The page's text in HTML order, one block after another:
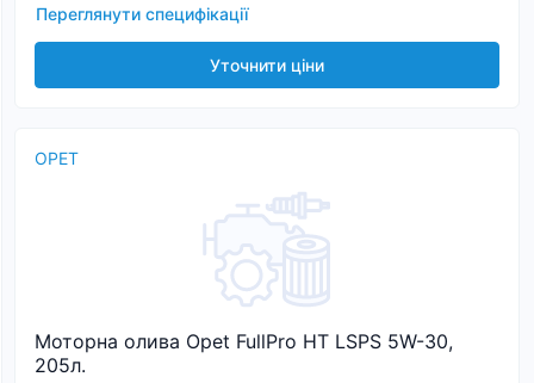
Переглянути специфікації
Уточнити ціни
OPET
Моторна олива Opet FullPro HT LSPS 5W-30,
205л.